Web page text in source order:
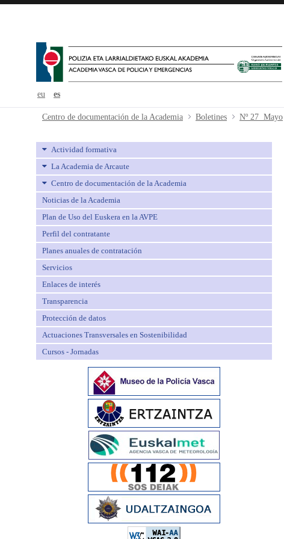
eu es
Nº 27 Mayo - avpe
Centro de documentación de la Academia Boletines Nº 27 Mayo
Actividad formativa
La Academia de Arcaute
Centro de documentación de la Academia
Noticias de la Academia
Plan de Uso del Euskera en la AVPE
Perfil del contratante
Planes anuales de contratación
Servicios
Enlaces de interés
Transparencia
Protección de datos
Actuaciones Transversales en Sostenibilidad
Cursos - Jornadas